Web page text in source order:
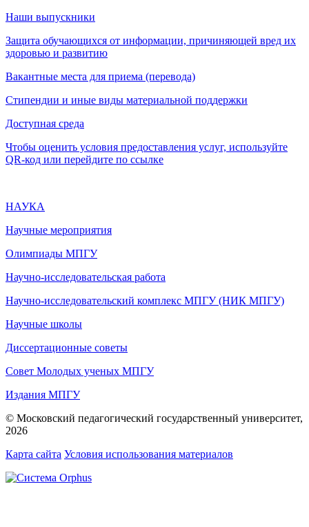
Наши выпускники
Защита обучающихся от информации, причиняющей вред их
здоровью и развитию
Вакантные места для приема (перевода)
Стипендии и иные виды материальной поддержки
Доступная среда
Чтобы оценить условия предоставления услуг, используйте
QR-код или перейдите по ссылке
НАУКА
Научные мероприятия
Олимпиады МПГУ
Научно-исследовательская работа
Научно-исследовательский комплекс МПГУ (НИК МПГУ)
Научные школы
Диссертационные советы
Совет Молодых ученых МПГУ
Издания МПГУ
© Московский педагогический государственный университет,
2026
Карта сайта Условия использования материалов